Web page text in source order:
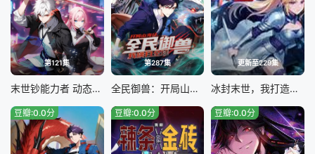
第121集
末世钞能力者 动态漫画
第287集
全民御兽：开局山海经，我横扫全球
更新至229集
冰封末世，我打造完美领地
豆瓣:0.0分 豆瓣:0.0分 豆瓣:0.0分